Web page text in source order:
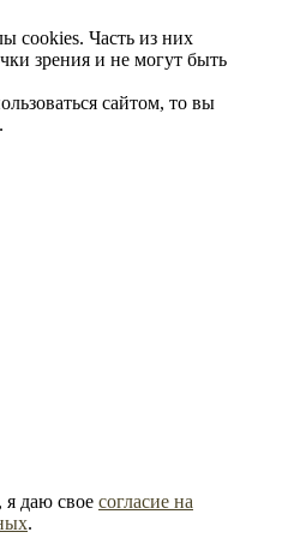
cookies. Часть из них
зрения и не могут быть
сайтом, то вы
даю свое согласие на
.